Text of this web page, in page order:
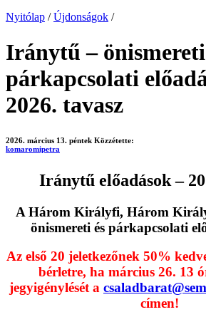
Nyitólap / Újdonságok /
Iránytű – önismereti
párkapcsolati
2026. tavasz
2026. március 13. péntek Közzétette:
komaromipetra
Iránytű előadások –
A Három Királyfi, Három
önismereti és párkapcsolati
Az első 20 jeletkezőnek 50%
bérletre, ha március 26. 13
jegyigénylését a
címen!